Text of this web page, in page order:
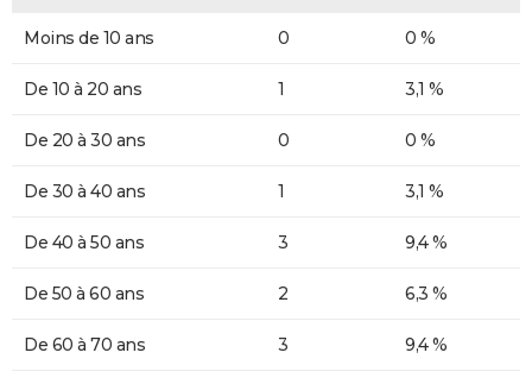
Moins de 10 ans 0 0 %
De 10 à 20 ans 1 3,1 %
De 20 à 30 ans 0 0 %
De 30 à 40 ans 1 3,1 %
De 40 à 50 ans 3 9,4 %
De 50 à 60 ans 2 6,3 %
De 60 à 70 ans 3 9,4 %